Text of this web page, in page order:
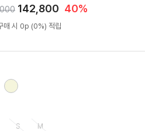
142,800 40%
매 시 0p (0%) 적립
S M